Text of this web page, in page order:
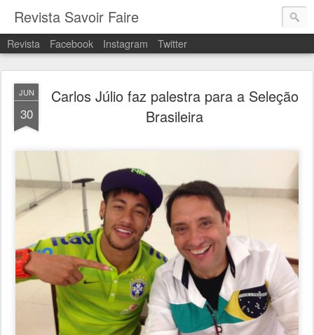
Revista Savoir Faire
Revista Facebook Instagram Twitter
JUN
30
Carlos Júlio faz palestra para a Seleção
Brasileira